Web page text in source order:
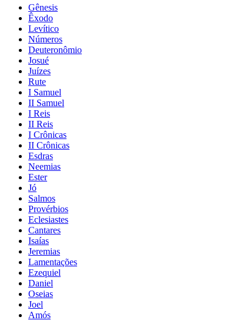
Gênesis
Êxodo
Levítico
Números
Deuteronômio
Josué
Juízes
Rute
I Samuel
II Samuel
I Reis
II Reis
I Crônicas
II Crônicas
Esdras
Neemias
Ester
Jó
Salmos
Provérbios
Eclesiastes
Cantares
Isaías
Jeremias
Lamentações
Ezequiel
Daniel
Oseias
Joel
Amós